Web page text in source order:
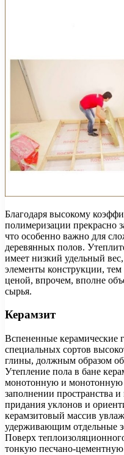
Благодаря высокому
полимеризации прекрасно
что особенно важно для
деревянных полов.
имеет низкий удельный
элементы конструкции,
ценой, впрочем, вполне
сырья.
Керамзит
Вспененные керамические
специальных сортов
глины, должным образом
Утепление пола в бане
монотонную и
заполнении пространства
придания уклонов и
керамзитовый массив
удерживающим отдельные
Поверх
тонкую песчано-цементную